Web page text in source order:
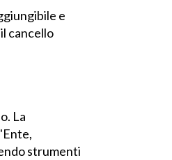
e
cancello
La
strumenti